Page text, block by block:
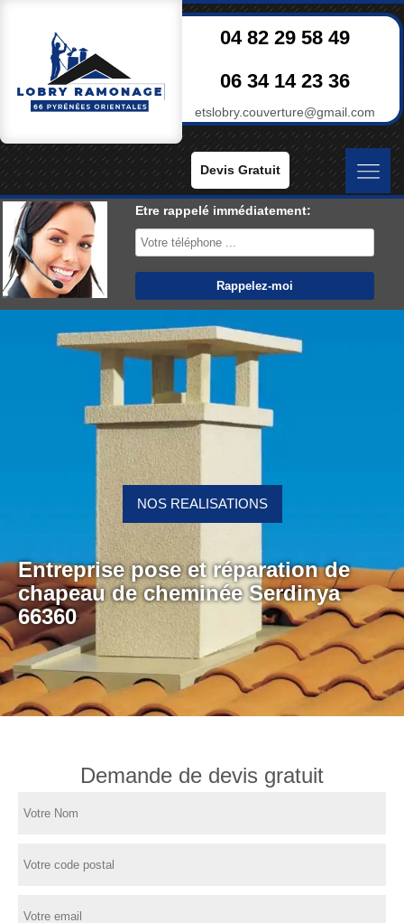
04 82 29 58 49
06 34 14 23 36
etslobry.couverture@gmail.com
Devis Gratuit
Etre rappelé immédiatement:
Entreprise pose et réparation de
chapeau de cheminée Serdinya
66360
NOS REALISATIONS
Demande de devis gratuit